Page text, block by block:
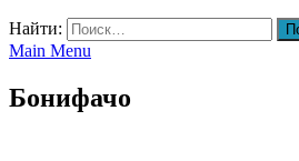
Найти:
Main Menu
Бонифачо